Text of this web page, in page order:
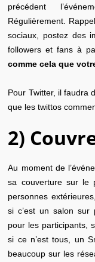
précédent
Régulièrement.
sociaux, postez des
followers et fans à
comme cela que
Pour Twitter, il faudra
que les twittos
2)
Au moment de
sa couverture sur le
personnes
si c’est un salon sur
pour les participants,
si ce n’est tous, un
beaucoup sur les